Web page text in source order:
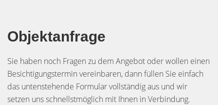
Objektanfrage
Sie haben noch Fragen zu dem Angebot oder wollen einen
Besichtigungstermin vereinbaren, dann füllen Sie einfach
das untenstehende Formular vollständig aus und wir
setzen uns schnellstmöglich mit Ihnen in Verbindung.